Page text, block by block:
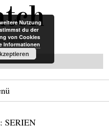
Games
SERIEN
Nutzung
du der
von Cookies
Informationen